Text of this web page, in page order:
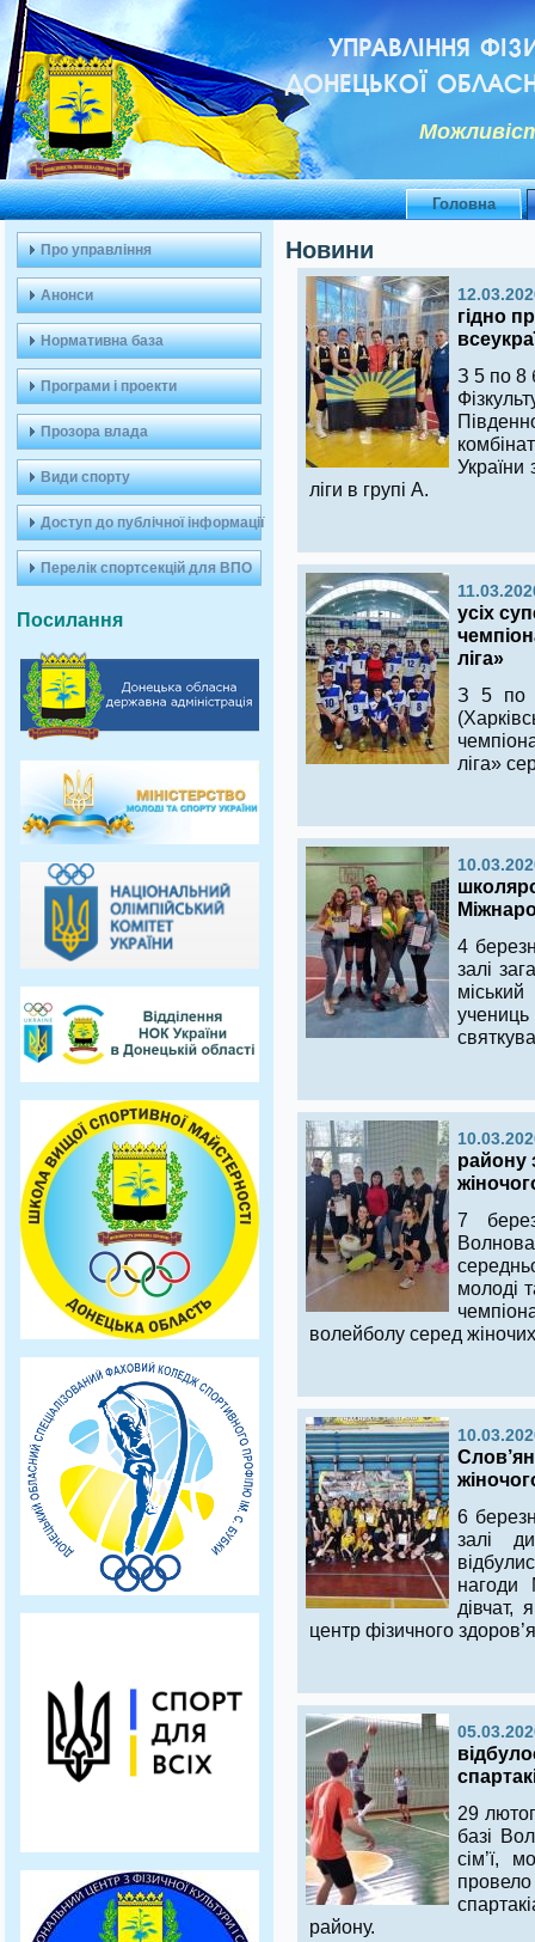
УПРАВЛІННЯ
ДОНЕЦЬКОЇ
Головна
Про управління
Анонси
Нормативна база
Програми і проекти
Прозора влада
Види спорту
Доступ до публічної інформації
Перелік спортсекцій для ВПО
Посилання
Новини
гідно
З 5 по 8
України
ліги в групі А.
усіх
ліга»
З 5 по
ліга»
4
залі
району
7
молоді
волейболу серед
6
залі
нагоди
дівчат,
центр фізичного
29
базі
сім’ї,
району.